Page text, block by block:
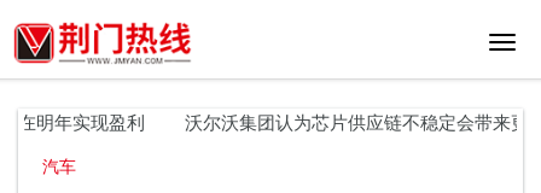
切
航
明年实现盈利 沃尔沃集团认为芯片供应链不稳定会带来更多
汽车